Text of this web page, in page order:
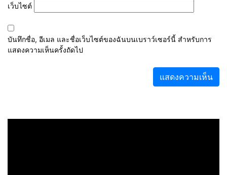
เว็บไซต์
บันทึกชื่อ, อีเมล และชื่อเว็บไซต์ของฉันบนเบราว์เซอร์นี้ สำหรับการ
แสดงความเห็นครั้งถัดไป